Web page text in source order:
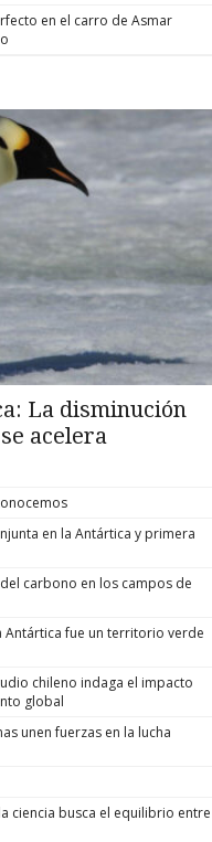
en el carro de Asmar
La disminución
acelera
en la Antártica y primera
carbono en los campos de
Antártica fue un territorio verde
chileno indaga el impacto
global
unen fuerzas en la lucha
ciencia busca el equilibrio entre